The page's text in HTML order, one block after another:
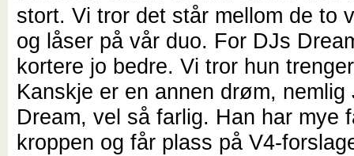
stort. Vi tror det står mellom de to
og låser på vår duo. For DJs
kortere jo bedre. Vi tror hun
Kanskje er en annen drøm, nemlig
Dream, vel så farlig. Han har mye
kroppen og får plass på V4-